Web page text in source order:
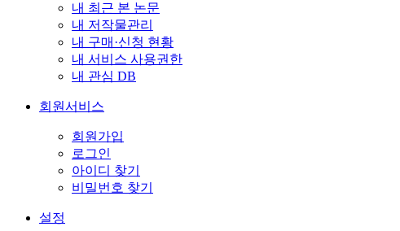
내 최근 본 논문
내 저작물관리
내 구매·신청 현황
내 서비스 사용권한
내 관심 DB
회원서비스
회원가입
로그인
아이디 찾기
비밀번호 찾기
설정